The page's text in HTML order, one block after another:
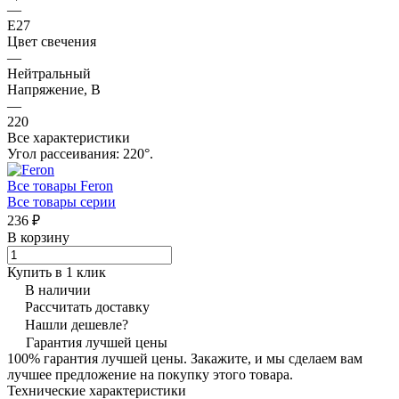
—
E27
Цвет свечения
—
Нейтральный
Напряжение, В
—
220
Все характеристики
Угол рассеивания: 220°.
Все товары Feron
Все товары серии
236 ₽
В корзину
Купить в 1 клик
В наличии
Рассчитать доставку
Нашли дешевле?
Гарантия лучшей цены
100% гарантия лучшей цены. Закажите, и мы сделаем вам
лучшее предложение на покупку этого товара.
Технические характеристики